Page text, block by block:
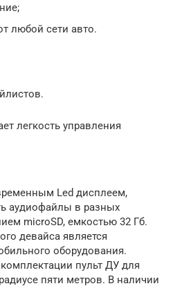
любой сети авто.
легкость управления
Led дисплеем,
аудиофайлы в разных
microSD, емкостью 32 Гб.
девайса является
оборудования.
комплектации пульт ДУ для
пяти метров. В наличии